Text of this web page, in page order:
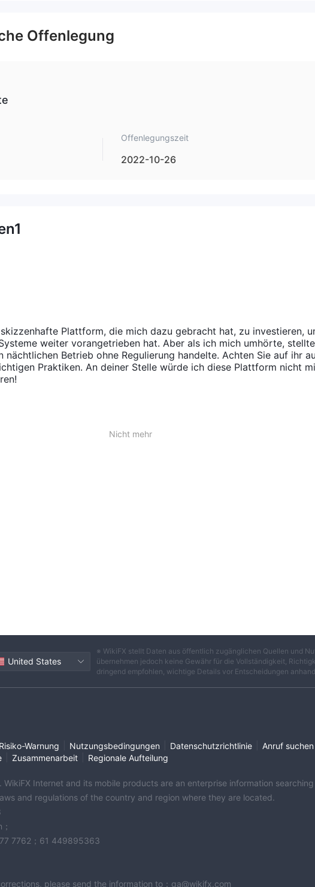
Offenlegung
Offenlegungszeit
2022-10-26
1
Plattform, die mich dazu gebracht hat, zu investieren,
weiter vorangetrieben hat. Aber als ich mich umhörte,
nächtlichen Betrieb ohne Regulierung handelte. Achten Sie auf ihr
Praktiken. An deiner Stelle würde ich diese Plattform nicht
Nicht mehr
United States
※ WikiFX stellt Daten aus öffentlich zugänglichen Quellen und
übernehmen jedoch keine Gewähr für die Vollständigkeit,
dringend empfohlen, wichtige Details vor Entscheidungen
Risiko-Warnung Nutzungsbedingungen Datenschutzrichtlinie Anruf suchen
Zusammenarbeit Regionale Aufteilung
WikiFX Internet and its mobile products are an enterprise information
and regulations of the country and region where they are located.
7762；61 449895363
please send the information to：qa@wikifx.com